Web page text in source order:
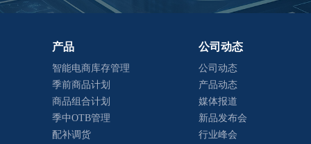
产品
智能电商库存管理
季前商品计划
商品组合计划
季中OTB管理
配补调货
公司动态
公司动态
产品动态
媒体报道
新品发布会
行业峰会